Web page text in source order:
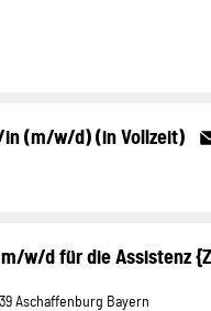
in (m/w/d) (in Vollzeit)
w/d für die Assistenz
Aschaffenburg Bayern